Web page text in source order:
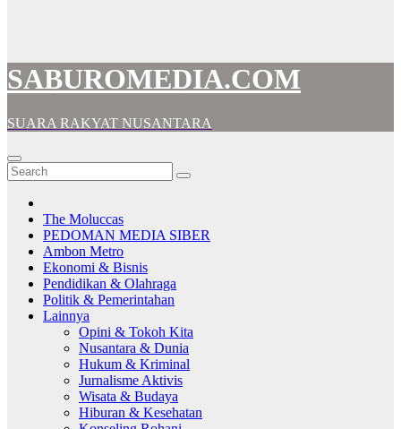
SABUROMEDIA.COM
SUARA RAKYAT NUSANTARA
The Moluccas
PEDOMAN MEDIA SIBER
Ambon Metro
Ekonomi & Bisnis
Pendidikan & Olahraga
Politik & Pemerintahan
Lainnya
Opini & Tokoh Kita
Nusantara & Dunia
Hukum & Kriminal
Jurnalisme Aktivis
Wisata & Budaya
Hiburan & Kesehatan